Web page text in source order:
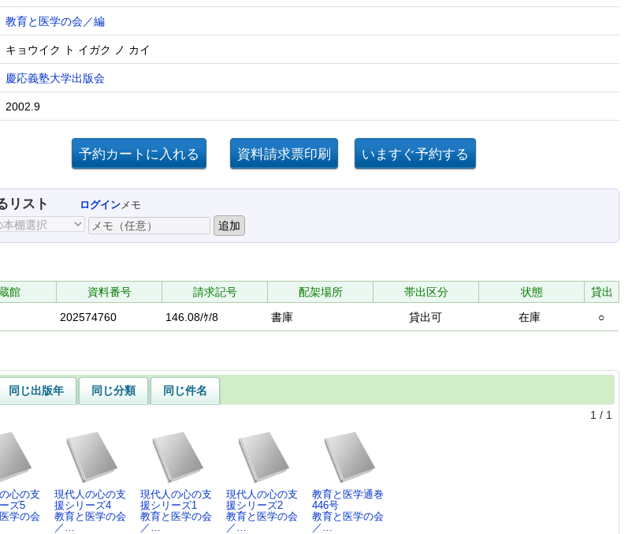
教育と医学の会／編
キョウイク ト イガク ノ カイ
慶応義塾大学出版会
2002.9
リスト ログインメモ
館 資料番号 請求記号 配架場所 帯出区分 状態
貸出
202574760 146.08/ｹ/8 書庫 貸出可 在庫 ○
同じ出版年 同じ分類
同じ件名
1 / 1
心の支
ズ5
学の会
現代人の心の支
援シリーズ4
教育と医学の会
／…
現代人の心の支
援シリーズ1
教育と医学の会
／…
現代人の心の支
援シリーズ2
教育と医学の会
／…
教育と医学通巻
446号
教育と医学の会
／…